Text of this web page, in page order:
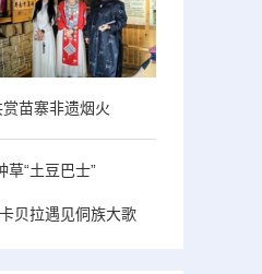
苗寨非遗烟火
草“土豆巴士”
贝拉遇见侗族大歌